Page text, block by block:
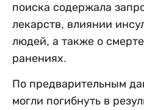
поиска содержала
лекарств, влиянии
людей, а также о
ранениях.
По предварительным
могли погибнуть в